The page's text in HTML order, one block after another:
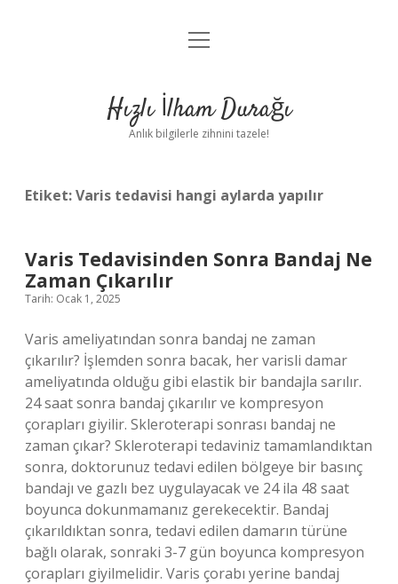
Anasayfa
Yasal Uyarı
menüyü
Hızlı İlham Durağı
Anlık bilgilerle zihnini tazele!
Etiket:Varis tedavisi hangi aylarda yapılır
Varis Tedavisinden Sonra Bandaj Ne
Zaman Çıkarılır
Tarih: Ocak 1, 2025
Varis ameliyatından sonra bandaj ne zaman
çıkarılır? İşlemden sonra bacak, her varisli damar
ameliyatında olduğu gibi elastik bir bandajla sarılır.
24 saat sonra bandaj çıkarılır ve kompresyon
çorapları giyilir. Skleroterapi sonrası bandaj ne
zaman çıkar? Skleroterapi tedaviniz tamamlandıktan
sonra, doktorunuz tedavi edilen bölgeye bir basınç
bandajı ve gazlı bez uygulayacak ve 24 ila 48 saat
boyunca dokunmamanız gerekecektir. Bandaj
çıkarıldıktan sonra, tedavi edilen damarın türüne
bağlı olarak, sonraki 3-7 gün boyunca kompresyon
çorapları giyilmelidir. Varis çorabı yerine bandaj